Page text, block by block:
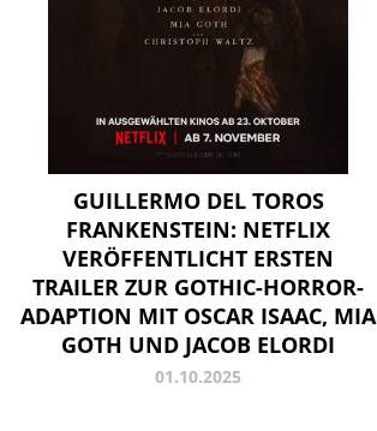
GUILLERMO DEL TOROS
FRANKENSTEIN: NETFLIX
VERÖFFENTLICHT ERSTEN
TRAILER ZUR GOTHIC-HORROR-
ADAPTION MIT OSCAR ISAAC, MIA
GOTH UND JACOB ELORDI
01.10.2025